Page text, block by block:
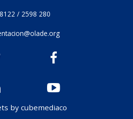
/ 2598 280
by cubemediaco